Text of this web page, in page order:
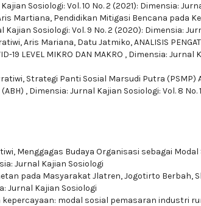
Sosiologi: Vol. 10 No. 2 (2021): Dimensia:
Martiana, Pendidikan Mitigasi Bencana pada
Kajian Sosiologi: Vol. 9 No. 2 (2020): Dimensia:
Aris Mariana, Datu Jatmiko,ANALISIS
19 LEVEL MIKRO DAN MAKRO , Dimensia: Jurnal
Strategi Panti Sosial Marsudi Putra (PSMP)
, Dimensia: Jurnal Kajian Sosiologi: Vol. 8 No.
Menggagas Budaya Organisasi sebagai
Jurnal Kajian Sosiologi
pada Masyarakat Jlatren, Jogotirto Berbah,
Jurnal Kajian Sosiologi
kepercayaan: modal sosial pemasaran industri